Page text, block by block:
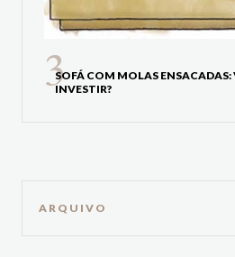
SOFÁ COM MOLAS ENSACADAS:
INVESTIR?
ARQUIVO